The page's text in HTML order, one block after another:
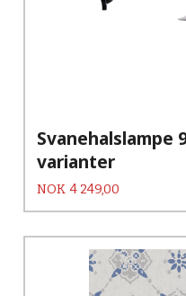
Svanehalslampe
varianter
Pris
NOK 4 249,00